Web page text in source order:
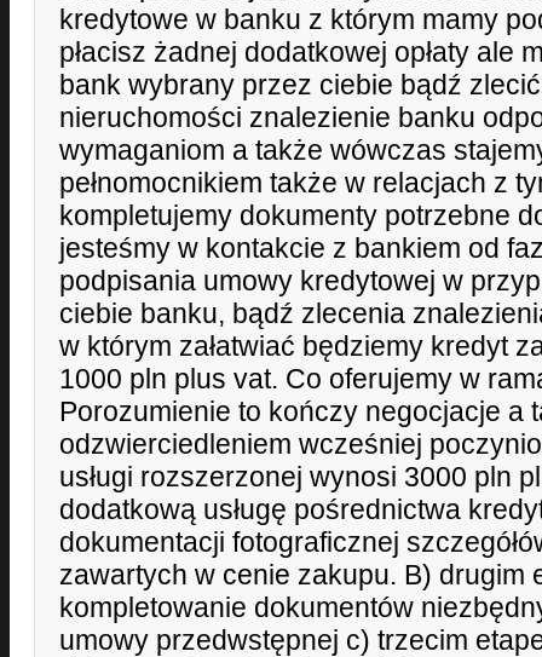
kredytowe w banku z którym mamy
płacisz żadnej dodatkowej opłaty ale
bank wybrany przez ciebie bądź
nieruchomości znalezienie banku
wymaganiom a także wówczas
pełnomocnikiem także w relacjach z
kompletujemy dokumenty potrzebne
jesteśmy w kontakcie z bankiem od
podpisania umowy kredytowej w
ciebie banku, bądź zlecenia
w którym załatwiać będziemy kredyt
1000 pln plus vat. Co oferujemy w
Porozumienie to kończy negocjacje a
odzwierciedleniem wcześniej
usługi rozszerzonej wynosi 3000 pln
dodatkową usługę pośrednictwa
dokumentacji fotograficznej
zawartych w cenie zakupu. B) drugim
kompletowanie dokumentów
umowy przedwstępnej c) trzecim